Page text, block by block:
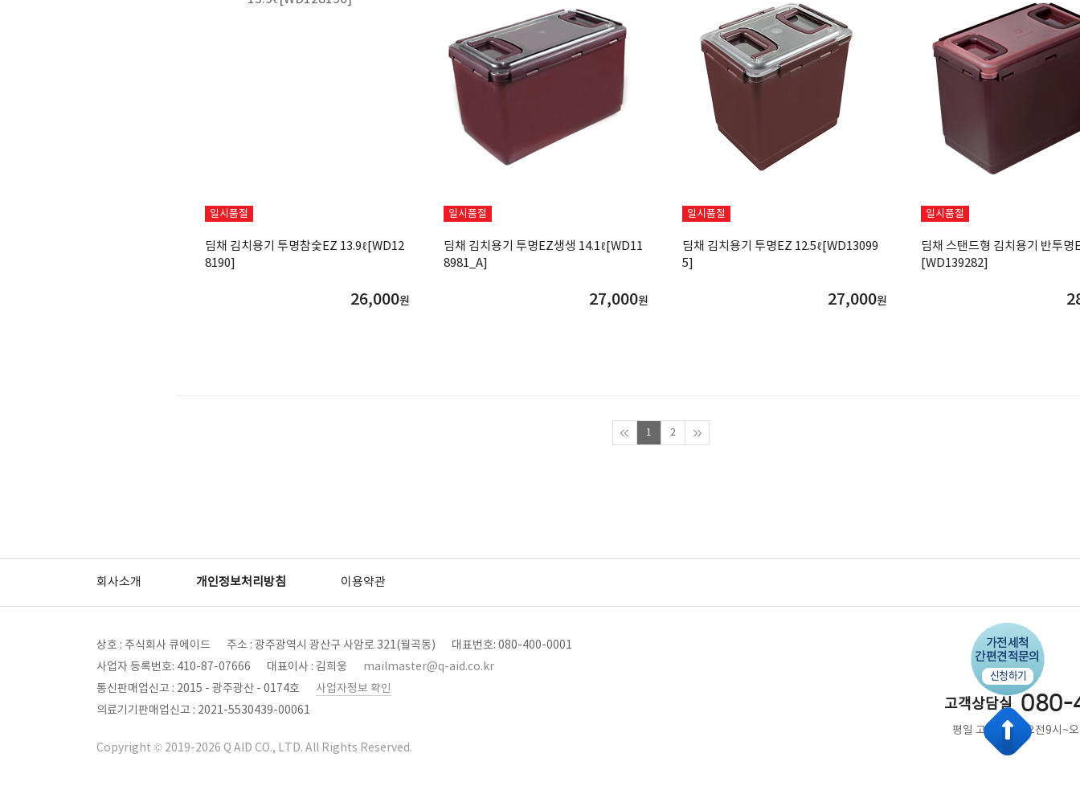
일시품절
딤채 김치용기 투명참숯EZ 13.9ℓ[WD12
8190]
26,000원
일시품절
딤채 김치용기 투명EZ생생 14.1ℓ[WD11
8981_A]
27,000원
일시품절
딤채 김치용기 투명EZ 12.5ℓ[WD13099
5]
27,000원
일시품절
딤채 스탠드형 김치용기 반투명
[WD139282]
1 2
회사소개 개인정보처리방침 이용약관
상호 : 주식회사 큐에이드 주소 : 광주광역시 광산구 사암로 321(월곡동)
대표번호: 080-400-0001
사업자 등록번호: 410-87-07666
대표이사 : 김희웅
mailmaster@q-aid.co.kr
통신판매업신고 : 2015 - 광주광산 - 0174호
사업자정보 확인
의료기기판매업신고 : 2021-5530439-00061
Copyright © 2019-2026 Q AID CO., LTD. All Rights Reserved.
고객상담실 080-
평일 고객상담 : 오전9시~